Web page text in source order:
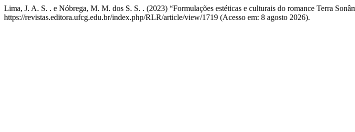
Lima, J. A. S. . e Nóbrega, M. M. dos S. S. . (2023) “Formulações estéticas e culturais do romance Terra
https://revistas.editora.ufcg.edu.br/index.php/RLR/article/view/1719 (Acesso em: 8 agosto 2026).